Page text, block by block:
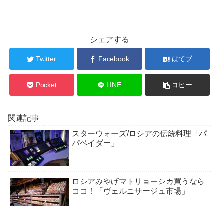
シェアする
Twitter Facebook はてブ
Pocket LINE コピー
関連記事
スターウォーズ/ロシアの伝統料理「パ
パベイダー」
ロシアみやげマトリョーシカ買うなら
ココ！「ヴェルニサージュ市場」